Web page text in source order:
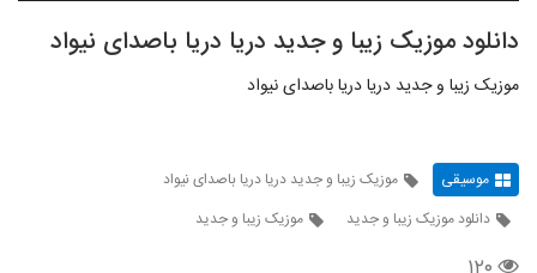
دانلود موزیک زیبا و جدید دریا دریا باصدای نیواد
موزیک زیبا و جدید دریا دریا باصدای نیواد
موسیقی
موزیک زیبا و جدید دریا دریا باصدای نیواد
دانلود موزیک زیبا و جدید
موزیک زیبا و جدید